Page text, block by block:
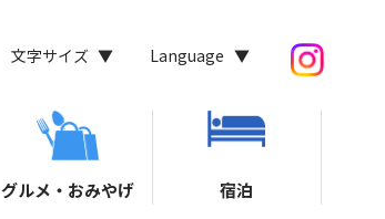
グルメ・おみやげ 宿泊
文字サイズ Language